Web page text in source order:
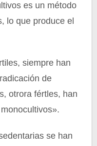
es un método
lo que produce el
siempre han
de
otrora fértles, han
se han